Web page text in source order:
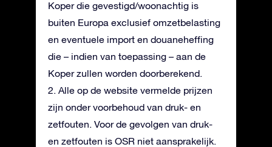
Koper die gevestigd/woonachtig is
buiten Europa exclusief omzetbelasting
en eventuele import en douaneheffing
die – indien van toepassing – aan de
Koper zullen worden doorberekend.
2. Alle op de website vermelde prijzen
zijn onder voorbehoud van druk- en
zetfouten. Voor de gevolgen van druk-
en zetfouten is OSR niet aansprakelijk.